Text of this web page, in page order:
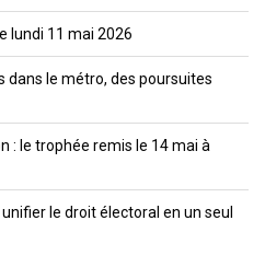
lundi 11 mai 2026
dans le métro, des poursuites
: le trophée remis le 14 mai à
le droit électoral en un seul